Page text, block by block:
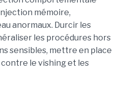
mémoire,
anormaux. Durcir les
les procédures hors
sensibles, mettre en place
le vishing et les